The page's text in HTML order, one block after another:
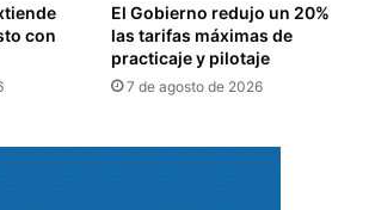
con
El Gobierno redujo un 20%
las tarifas máximas de
practicaje y pilotaje
7 de agosto de 2026